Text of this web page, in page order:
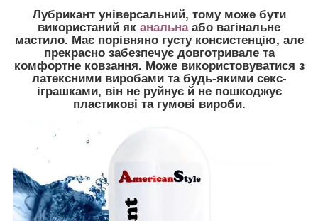
Лубрикант універсальний, тому може бути
використаний як анальнаабо вагінальне
мастило. Має порівняно густу консистенцію, але
прекрасно забезпечує довготривале та
комфортне ковзання. Може використовуватися з
латексними виробами та будь-якими секс-
іграшками, він не руйнує й не пошкоджує
пластикові та гумові вироби.